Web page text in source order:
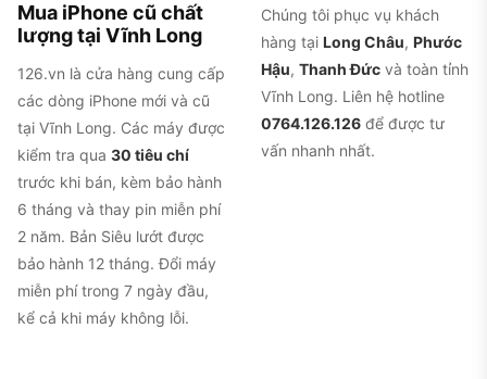
Mua iPhone cũ chất
lượng tại Vĩnh Long
126.vn là cửa hàng cung cấp
các dòng iPhone mới và cũ
tại Vĩnh Long. Các máy được
kiểm tra qua 30 tiêu chí
trước khi bán, kèm bảo hành
6 tháng và thay pin miễn phí
2 năm. Bản Siêu lướt được
bảo hành 12 tháng. Đổi máy
miễn phí trong 7 ngày đầu,
kể cả khi máy không lỗi.
Chúng tôi phục vụ khách
hàng tại Long Châu, Phước
Hậu, Thanh Đức và toàn tỉnh
Vĩnh Long. Liên hệ hotline
0764.126.126 để được tư
vấn nhanh nhất.